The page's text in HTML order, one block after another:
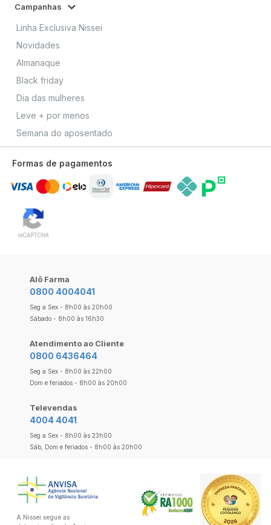
Campanhas
Linha Exclusiva Nissei
Novidades
Almanaque
Black friday
Dia das mulheres
Leve + por menos
Semana do aposentado
Formas de pagamentos
Alô Farma
0800 4004041
Seg a Sex - 8h00 às 20h00
Sábado - 8h00 às 16h30
Atendimento ao Cliente
0800 6436464
Seg a Sex - 8h00 às 22h00
Dom e feriados - 8h00 às 20h00
Televendas
4004 4041
Seg a Sex - 8h00 às 23h00
Sáb, Dom e feriados - 8h00 às 20h00
A Nissei segue as